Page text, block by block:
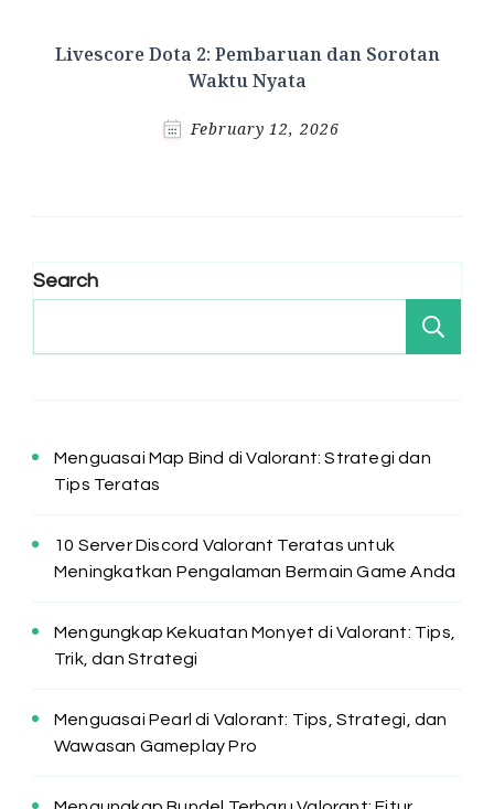
Livescore Dota 2: Pembaruan dan Sorotan
Waktu Nyata
February 12, 2026
Search
Menguasai Map Bind di Valorant: Strategi dan
Tips Teratas
10 Server Discord Valorant Teratas untuk
Meningkatkan Pengalaman Bermain Game Anda
Mengungkap Kekuatan Monyet di Valorant: Tips,
Trik, dan Strategi
Menguasai Pearl di Valorant: Tips, Strategi, dan
Wawasan Gameplay Pro